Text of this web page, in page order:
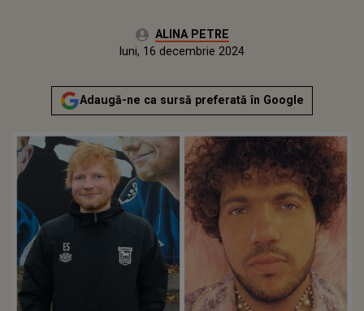
Autor:ALINA PETRE
Publicat:
luni, 16 decembrie 2024
Adaugă-ne ca sursă preferată în Google